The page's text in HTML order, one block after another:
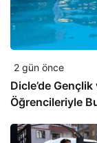
2 gün önce
Dicle’de
Öğrencileriyle